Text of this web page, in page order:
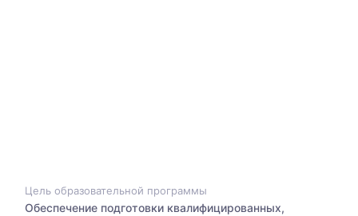
Цель образовательной программы
Обеспечение подготовки квалифицированных,